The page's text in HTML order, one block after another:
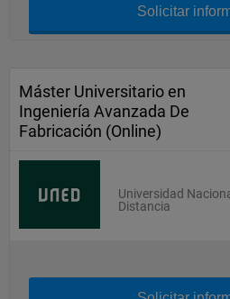
Solicitar
Máster Universitario en
Ingeniería Avanzada De
Fabricación (Online)
Universidad
Distancia